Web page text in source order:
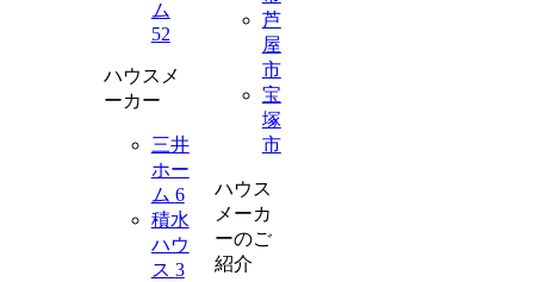
ム
52
ハウスメ
ーカー
三井
ホー
ム 6
積水
ハウ
ス 3
芦
屋
市
宝
塚
市
ハウス
メーカ
ーのご
紹介